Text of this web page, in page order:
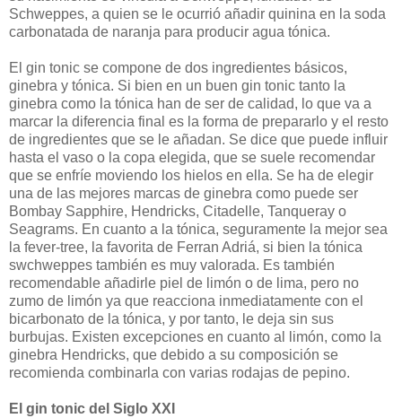
Schweppes, a quien se le ocurrió añadir quinina en la soda
carbonatada de naranja para producir agua tónica.
El gin tonic se compone de dos ingredientes básicos,
ginebra y tónica. Si bien en un buen gin tonic tanto la
ginebra como la tónica han de ser de calidad, lo que va a
marcar la diferencia final es la forma de prepararlo y el resto
de ingredientes que se le añadan. Se dice que puede influir
hasta el vaso o la copa elegida, que se suele recomendar
que se enfríe moviendo los hielos en ella. Se ha de elegir
una de las mejores marcas de ginebra como puede ser
Bombay Sapphire, Hendricks, Citadelle, Tanqueray o
Seagrams. En cuanto a la tónica, seguramente la mejor sea
la fever-tree, la favorita de Ferran Adriá, si bien la tónica
swchweppes también es muy valorada. Es también
recomendable añadirle piel de limón o de lima, pero no
zumo de limón ya que reacciona inmediatamente con el
bicarbonato de la tónica, y por tanto, le deja sin sus
burbujas. Existen excepciones en cuanto al limón, como la
ginebra Hendricks, que debido a su composición se
recomienda combinarla con varias rodajas de pepino.
El gin tonic del Siglo XXI